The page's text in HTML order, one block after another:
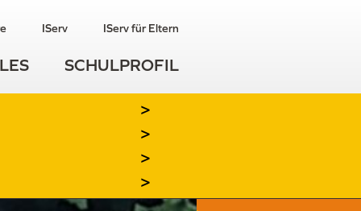
IServ IServ für Eltern
SCHULPROFIL
>
>
>
>